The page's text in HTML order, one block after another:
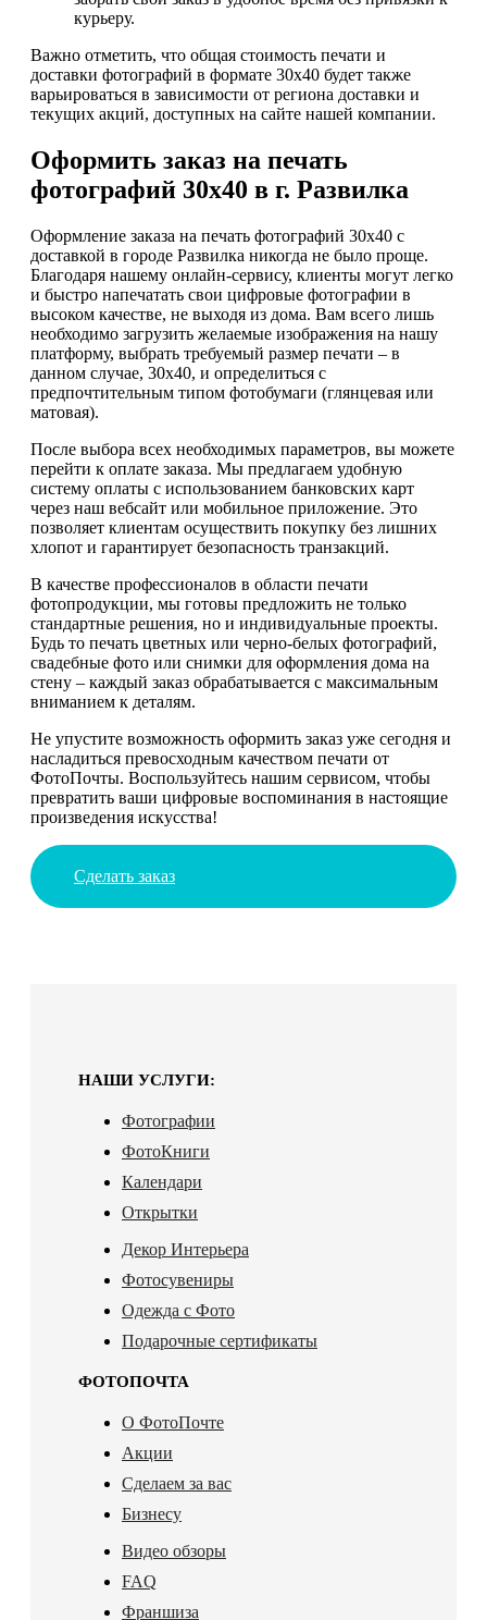
курьеру.
Важно отметить, что общая стоимость печати и
доставки фотографий в формате 30х40 будет также
варьироваться в зависимости от региона доставки и
текущих акций, доступных на сайте нашей компании.
Оформить заказ на печать
фотографий 30х40 в г. Развилка
Оформление заказа на печать фотографий 30х40 с
доставкой в городе Развилка никогда не было проще.
Благодаря нашему онлайн-сервису, клиенты могут легко
и быстро напечатать свои цифровые фотографии в
высоком качестве, не выходя из дома. Вам всего лишь
необходимо загрузить желаемые изображения на нашу
платформу, выбрать требуемый размер печати – в
данном случае, 30х40, и определиться с
предпочтительным типом фотобумаги (глянцевая или
матовая).
После выбора всех необходимых параметров, вы можете
перейти к оплате заказа. Мы предлагаем удобную
систему оплаты с использованием банковских карт
через наш вебсайт или мобильное приложение. Это
позволяет клиентам осуществить покупку без лишних
хлопот и гарантирует безопасность транзакций.
В качестве профессионалов в области печати
фотопродукции, мы готовы предложить не только
стандартные решения, но и индивидуальные проекты.
Будь то печать цветных или черно-белых фотографий,
свадебные фото или снимки для оформления дома на
стену – каждый заказ обрабатывается с максимальным
вниманием к деталям.
Не упустите возможность оформить заказ уже сегодня и
насладиться превосходным качеством печати от
ФотоПочты. Воспользуйтесь нашим сервисом, чтобы
превратить ваши цифровые воспоминания в настоящие
произведения искусства!
Сделать заказ
НАШИ УСЛУГИ:
Фотографии
ФотоКниги
Календари
Открытки
Декор Интерьера
Фотосувениры
Одежда с Фото
Подарочные сертификаты
ФОТОПОЧТА
О ФотоПочте
Акции
Сделаем за вас
Бизнесу
Видео обзоры
FAQ
Франшиза